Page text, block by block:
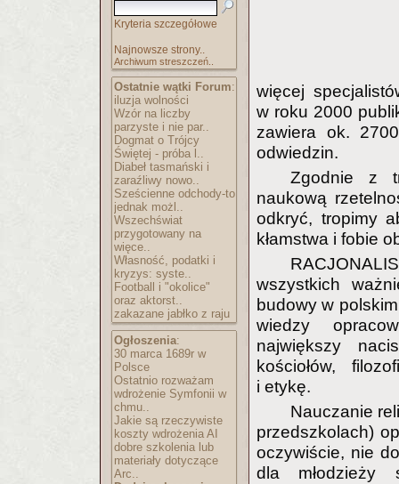
Kryteria szczegółowe
Najnowsze strony..
Archiwum streszczeń..
Ostatnie wątki Forum:
iluzja wolności
Wzór na liczby
parzyste i nie par..
Dogmat o Trójcy
Świętej - próba l..
Diabeł tasmański i
zaraźliwy nowo..
Sześcienne odchody-to
jednak możl..
Wszechświat
przygotowany na
więce..
Własność, podatki i
kryzys: syste..
Football i "okolice"
oraz aktorst..
zakazane jabłko z raju
Ogłoszenia:
30 marca 1689r w
Polsce
Ostatnio rozważam
wdrożenie Symfonii w
chmu..
Jakie są rzeczywiste
koszty wdrożenia AI
dobre szkolenia lub
materiały dotyczące
Arc..
więcej
w roku 2000
zawiera ok.
odwiedzin.
Zgodnie z
naukową
odkryć, tropimy
kłamstwa i fobie
wszystkich
budowy w
wiedzy
największy
kościołów,
i etykę.
Nauczanie
przedszkolach)
oczywiście, nie
dla młodzieży